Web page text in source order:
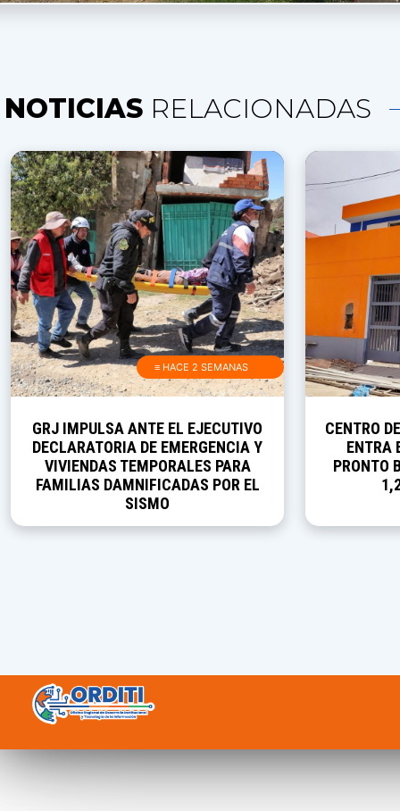
NOTICIAS RELACIONADAS
≡ HACE 2 SEMANAS
GRJ IMPULSA ANTE EL EJECUTIVO
DECLARATORIA DE EMERGENCIA Y
VIVIENDAS TEMPORALES PARA
FAMILIAS DAMNIFICADAS POR EL
SISMO
CENTRO
ENTRA
PRONTO